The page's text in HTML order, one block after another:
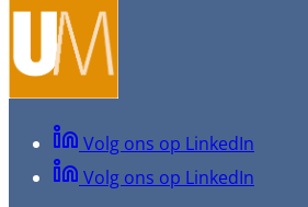
Volg ons op LinkedIn
Volg ons op LinkedIn